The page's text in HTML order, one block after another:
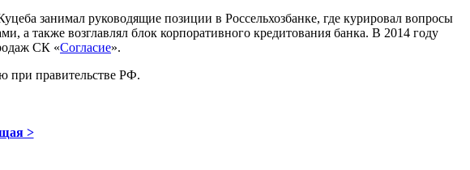
занимал руководящие позиции в Россельхозбанке, где курировал вопросы
а также возглавлял блок корпоративного кредитования банка. В 2014 году
СК «Согласие».
правительстве РФ.
>